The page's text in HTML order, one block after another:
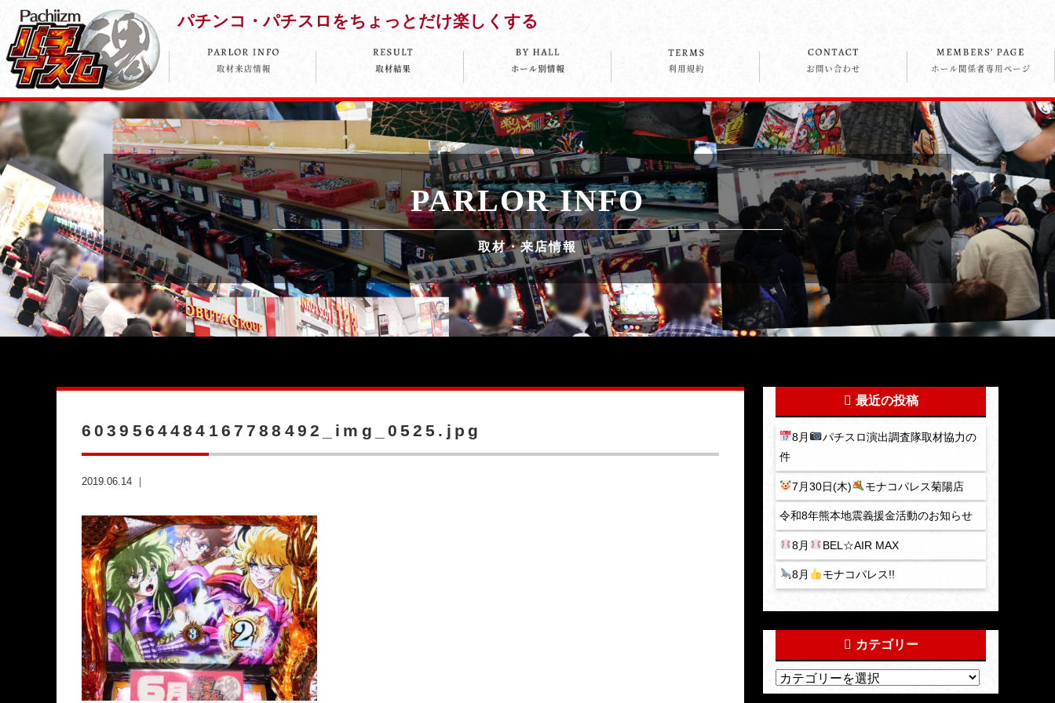
パチンコ・パチスロをちょっとだけ楽しくする
PARLOR INFO
取材・来店情報
6039564484167788492_img_0525.jpg
2019.06.14 ｜
最近の投稿
8月
パチスロ演出調査隊取材協力の
件
7月30日(木) モナコパレス菊陽店
令和8年熊本地震義援金活動のお知らせ
8月 BEL☆AIR MAX
8月 モナコパレス!!
カテゴリー